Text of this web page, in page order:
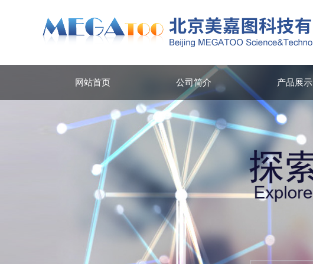
网站首页 公司简介 产品展示